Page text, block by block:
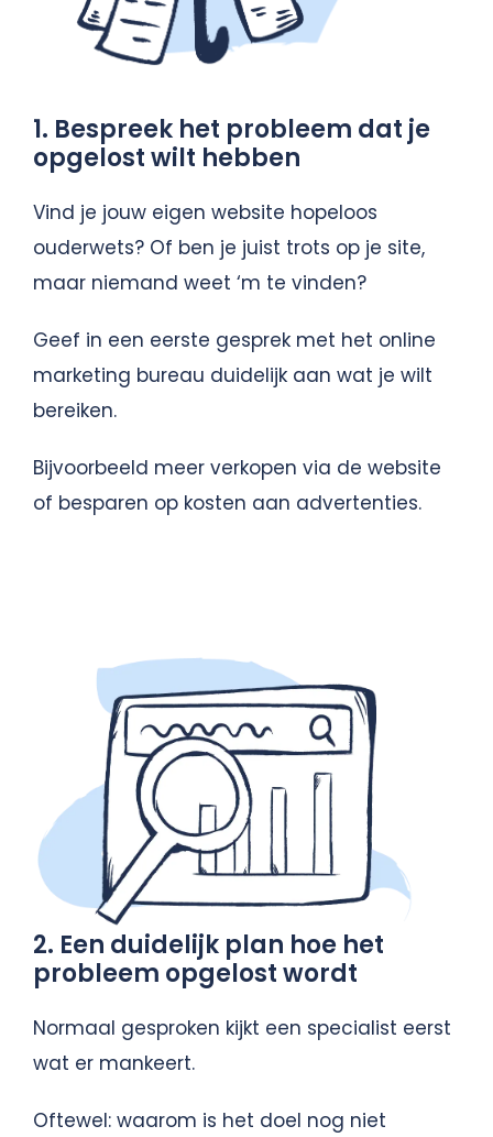
1. Bespreek het probleem dat je
opgelost wilt hebben
Vind je jouw eigen website hopeloos
ouderwets? Of ben je juist trots op je site,
maar niemand weet ‘m te vinden?
Geef in een eerste gesprek met het online
marketing bureau duidelijk aan wat je wilt
bereiken.
Bijvoorbeeld meer verkopen via de website
of besparen op kosten aan advertenties.
2. Een duidelijk plan hoe het
probleem opgelost wordt
Normaal gesproken kijkt een specialist eerst
wat er mankeert.
Oftewel: waarom is het doel nog niet